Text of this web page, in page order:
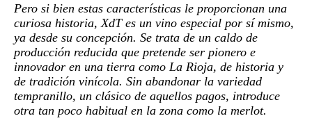
Pero si bien estas características le proporcionan una
curiosa historia, XdT es un vino especial por sí mismo,
ya desde su concepción. Se trata de un caldo de
producción reducida que pretende ser pionero e
innovador en una tierra como La Rioja, de historia y
de tradición vinícola. Sin abandonar la variedad
tempranillo, un clásico de aquellos pagos, introduce
otra tan poco habitual en la zona como la merlot.